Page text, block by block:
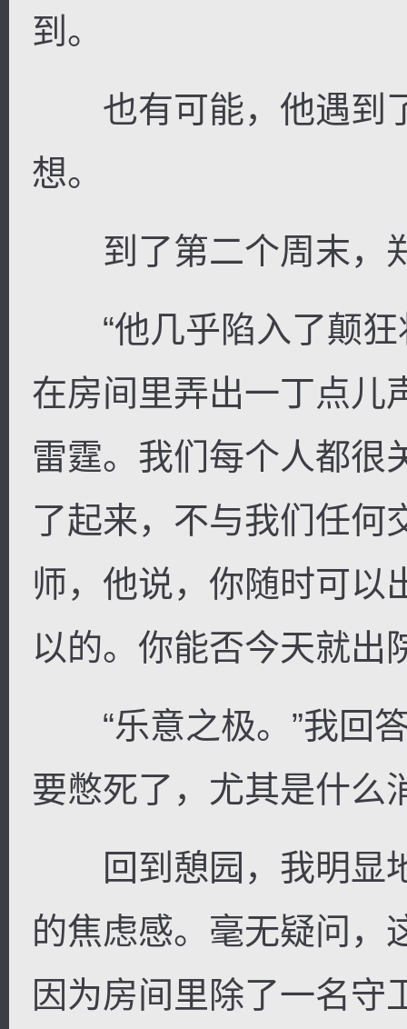
到。
也有可能，他遇到
想。
到了第二个周末，
“他几乎陷入了颠狂
在房间里弄出一丁点儿
雷霆。我们每个人都很
了起来，不与我们任何
师，他说，你随时可以
以的。你能否今天就出
“乐意之极。”我回答
要憋死了，尤其是什么
回到憩园，我明显
的焦虑感。毫无疑问，
因为房间里除了一名守